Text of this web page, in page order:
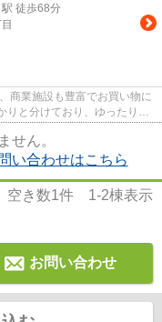
駅 徒歩68分
商業施設も豊富でお買い物に
せん。
い合わせはこちら
空き数1件 1-2棟表示
お問い合わせ